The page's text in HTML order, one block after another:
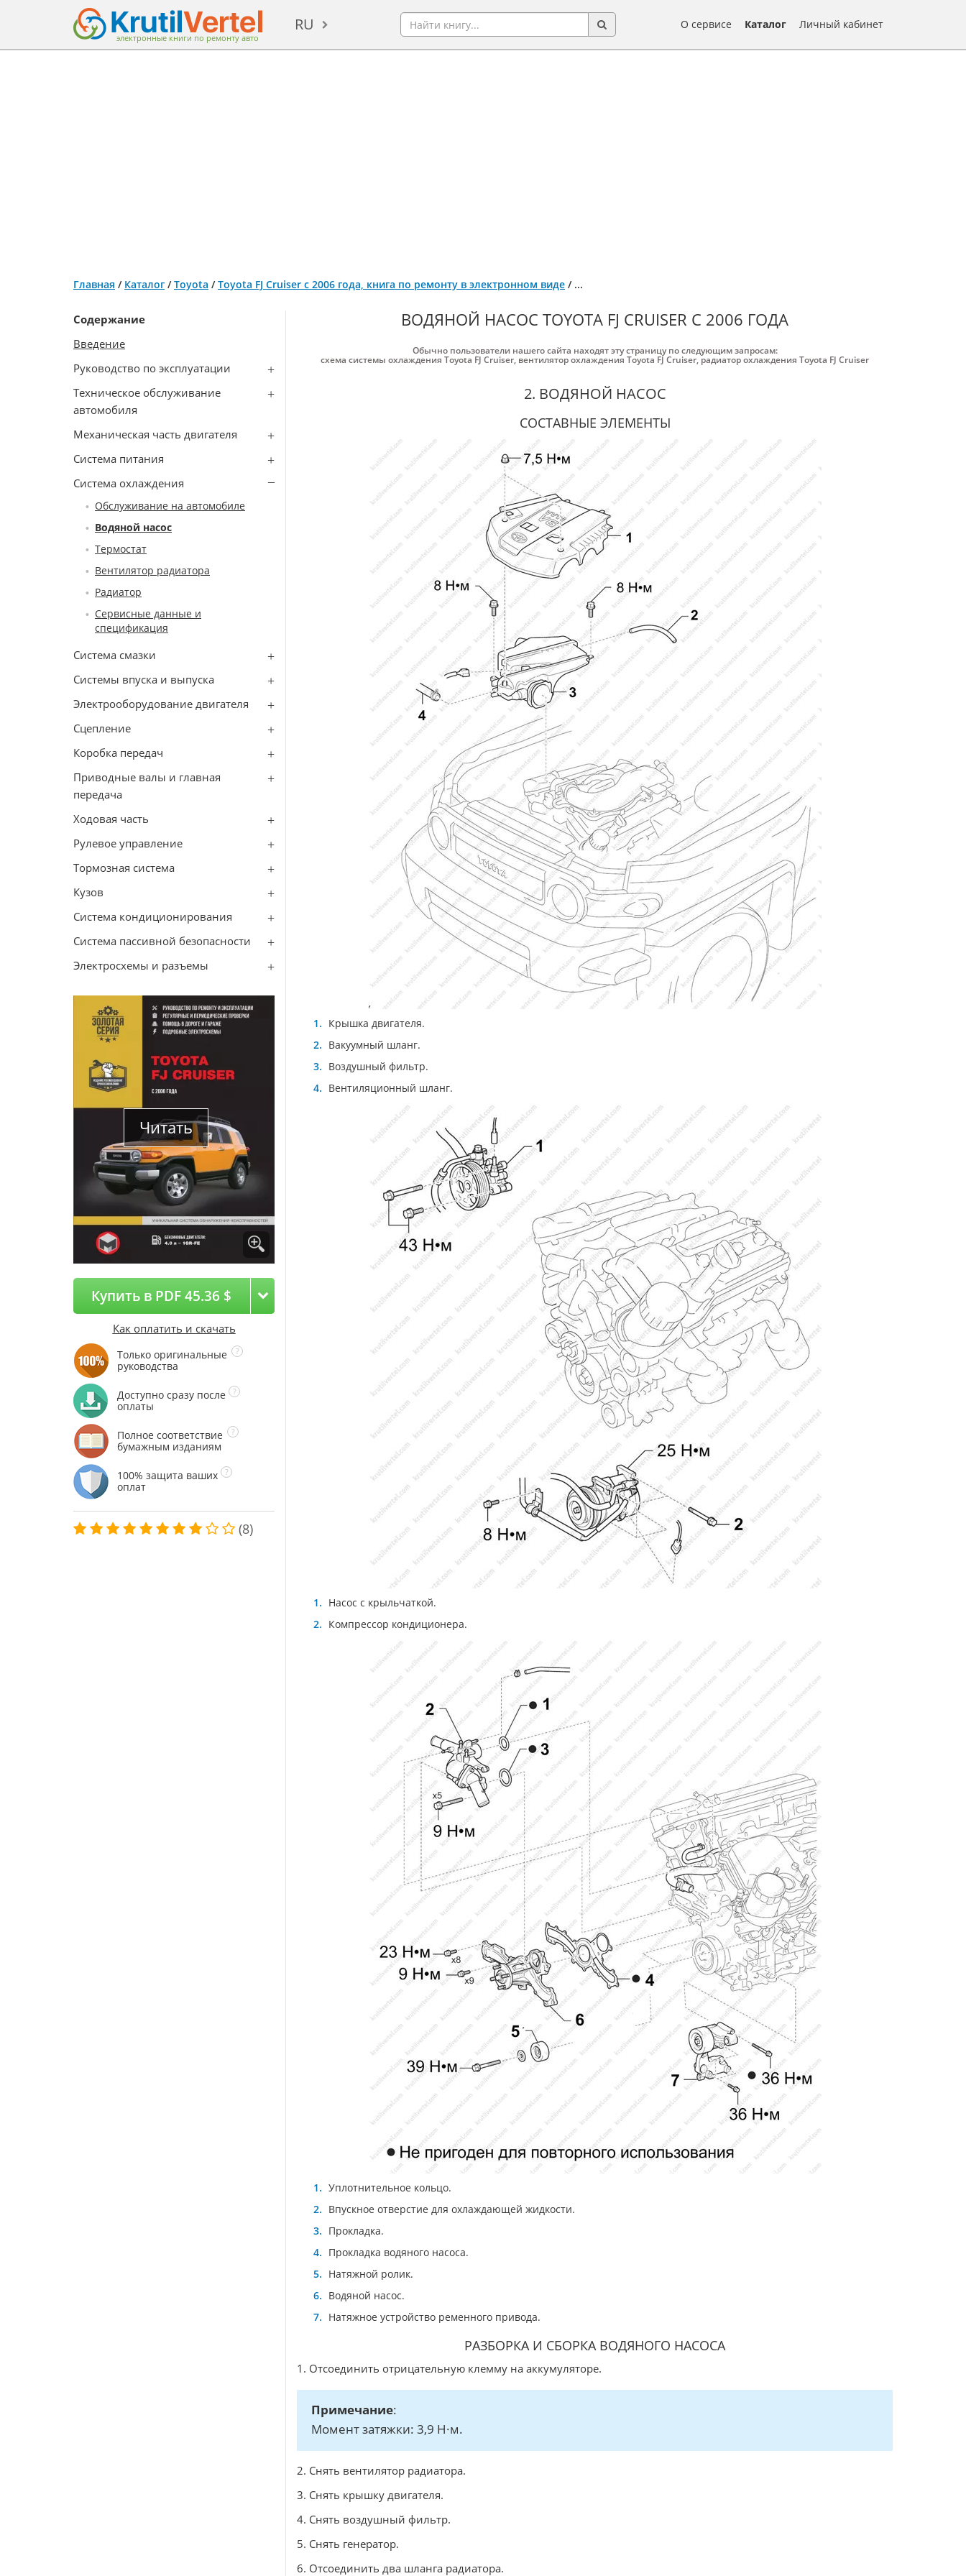
электронные книги по ремонту авто
RU О сервисе Каталог Личный кабинет
Главная / Каталог /Toyota /Toyota FJ Cruiser с 2006 года, книга по ремонту в электронном виде / ...
Содержание
Введение
Руководство по эксплуатации
Техническое обслуживание
автомобиля
Механическая часть двигателя
Система питания
Система охлаждения
Обслуживание на автомобиле
Водяной насос
Термостат
Вентилятор радиатора
Радиатор
Сервисные данные и
спецификация
Система смазки
Системы впуска и выпуска
Электрооборудование двигателя
Сцепление
Коробка передач
Приводные валы и главная
передача
Ходовая часть
Рулевое управление
Тормозная система
Кузов
Система кондиционирования
Система пассивной безопасности
Электросхемы и разъемы
Читать
Купить в PDF 45.36 $
Как оплатить и скачать
Только оригинальные
руководства
Доступно сразу после
оплаты
Полное соответствие
бумажным изданиям
100% защита ваших
оплат
(8)
ВОДЯНОЙ НАСОС TOYOTA FJ CRUISER С 2006 ГОДА
Обычно пользователи нашего сайта находят эту страницу по следующим запросам:
схема системы охлаждения Toyota FJ Cruiser, вентилятор охлаждения Toyota FJ Cruiser,радиатор охлаждения Toyota FJ Cruiser
2. ВОДЯНОЙ НАСОС
СОСТАВНЫЕ ЭЛЕМЕНТЫ
Крышка двигателя.
Вакуумный шланг.
Воздушный фильтр.
Вентиляционный шланг.
Насос с крыльчаткой.
Компрессор кондиционера.
Уплотнительное кольцо.
Впускное отверстие для охлаждающей жидкости.
Прокладка.
Прокладка водяного насоса.
Натяжной ролик.
Водяной насос.
Натяжное устройство ременного привода.
РАЗБОРКА И СБОРКА ВОДЯНОГО НАСОСА
1. Отсоединить отрицательную клемму на аккумуляторе.
Примечание:
Момент затяжки: 3,9 Н·м.
2. Снять вентилятор радиатора.
3. Снять крышку двигателя.
4. Снять воздушный фильтр.
5. Снять генератор.
6. Отсоединить два шланга радиатора.